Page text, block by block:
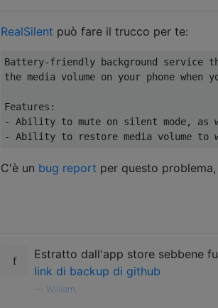
RealSilent può fare il trucco per te:
Battery-friendly background service
the media volume on your phone
Features:
- Ability to mute on silent mode, as
C'è un bug report per questo
Estratto dall'app store sebbene
link di backup di github
William,